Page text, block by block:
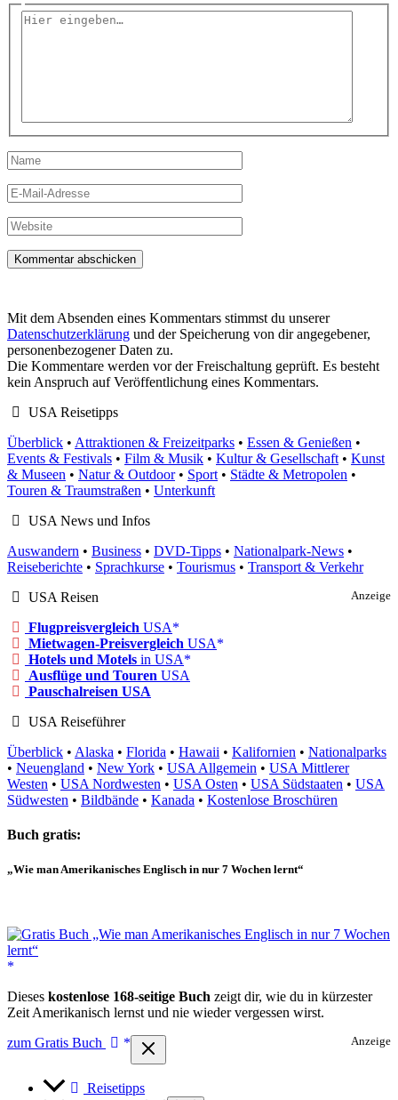
Hier
Name
E-
Mail-
Adresse
Website
Mit dem Absenden eines Kommentars stimmst du unserer
Datenschutzerklärung und der Speicherung von dir angegebener,
personenbezogener Daten zu.
Die Kommentare werden vor der Freischaltung geprüft. Es besteht
kein Anspruch auf Veröffentlichung eines Kommentars.
USA Reisetipps
Überblick • Attraktionen & Freizeitparks • Essen & Genießen •
Events & Festivals • Film & Musik • Kultur & Gesellschaft • Kunst
& Museen • Natur & Outdoor• Sport • Städte & Metropolen •
Touren & Traumstraßen • Unterkunft
USA News und Infos
Auswandern • Business • DVD-Tipps • Nationalpark-News •
Reiseberichte • Sprachkurse • Tourismus • Transport & Verkehr
Anzeige
USA Reisen
Flugpreisvergleich USA
Mietwagen-Preisvergleich USA
Hotels und Motels in USA
Ausflüge und Touren USA
Pauschalreisen USA
USA Reiseführer
Überblick • Alaska • Florida • Hawaii • Kalifornien • Nationalparks
• Neuengland • New York • USA Allgemein • USA Mittlerer
Westen • USA Nordwesten • USA Osten • USA Südstaaten • USA
Südwesten • Bildbände • Kanada • Kostenlose Broschüren
Buch gratis:
„Wie man Amerikanisches Englisch in nur 7 Wochen lernt“
Dieses kostenlose 168-seitige Buch zeigt dir, wie du in kürzester
Zeit Amerikanisch lernst und nie wieder vergessen wirst.
zum Gratis Buch
Anzeige
Reisetipps